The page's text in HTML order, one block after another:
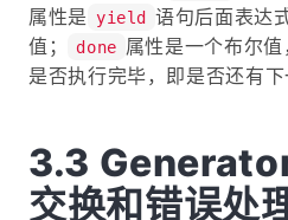
属性是 yield
语句后面表达
值；
done 属性是一个布尔
是否执行完毕，即是否还有下
交换和错误处